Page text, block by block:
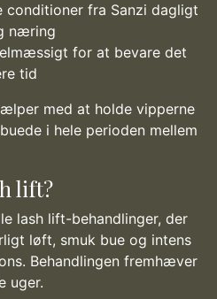
conditioner fra Sanzi dagligt
næring
for at bevare det
tid
med at holde vipperne
i hele perioden mellem
lift?
lash lift-behandlinger, der
løft, smuk bue og intens
Behandlingen fremhæver
uger.